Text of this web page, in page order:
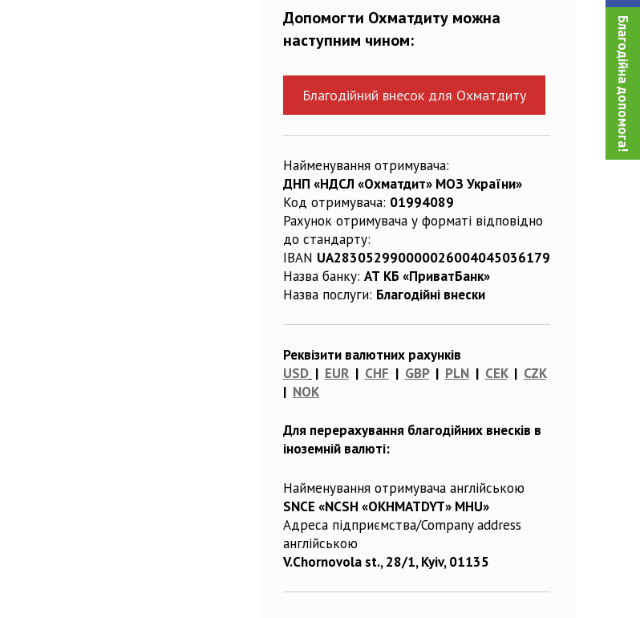
Благодійна допомога!
Допомогти Охматдиту можна
наступним чином:
Благодійний внесок для Охматдиту
Найменування отримувача:
ДНП «НДСЛ «Охматдит» МОЗ України»
Код отримувача: 01994089
Рахунок отримувача у форматі відповідно
до стандарту:
IBAN UA283052990000026004045036179
Назва банку: АТ КБ «ПриватБанк»
Назва послуги: Благодійні внески
Реквізити валютних рахунків
USD | EUR| CHF | GBP| PLN| CEK| CZK
| NOK
Для перерахування благодійних внесків в
іноземній валюті:
Найменування отримувача англійською
SNCE «NCSH «OKHMATDYT» MHU»
Адреса підприємства/Company address
англійською
V.Chornovola st., 28/1, Kyiv, 01135